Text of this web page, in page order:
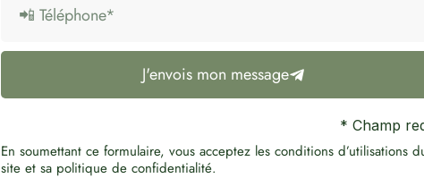
J'envois mon message
* Champ
En soumettant ce formulaire, vous acceptez les conditions d’utilisations
site et sa politique de confidentialité.